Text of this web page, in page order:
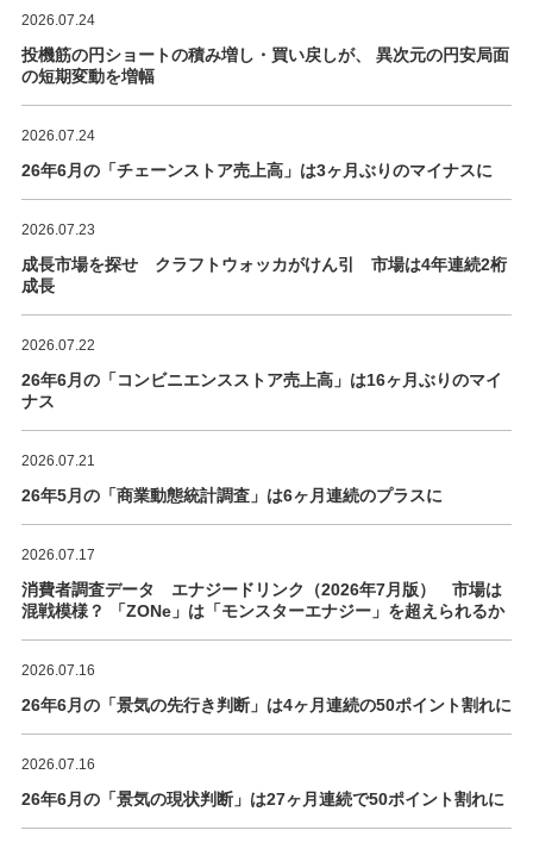
2026.07.24
投機筋の円ショートの積み増し・買い戻しが、 異次元の円安局面
の短期変動を増幅
2026.07.24
26年6月の「チェーンストア売上高」は3ヶ月ぶりのマイナスに
2026.07.23
成長市場を探せ クラフトウォッカがけん引 市場は4年連続2桁
成長
2026.07.22
26年6月の「コンビニエンスストア売上高」は16ヶ月ぶりのマイ
ナス
2026.07.21
26年5月の「商業動態統計調査」は6ヶ月連続のプラスに
2026.07.17
消費者調査データ エナジードリンク（2026年7月版） 市場は
混戦模様？ 「ZONe」は「モンスターエナジー」を超えられるか
2026.07.16
26年6月の「景気の先行き判断」は4ヶ月連続の50ポイント割れに
2026.07.16
26年6月の「景気の現状判断」は27ヶ月連続で50ポイント割れに